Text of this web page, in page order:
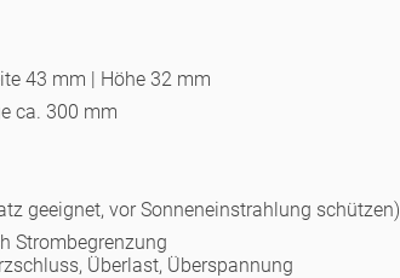
43 mm | Höhe 32 mm
ca. 300 mm
geeignet, vor Sonneneinstrahlung schützen)
Strombegrenzung
Überlast, Überspannung